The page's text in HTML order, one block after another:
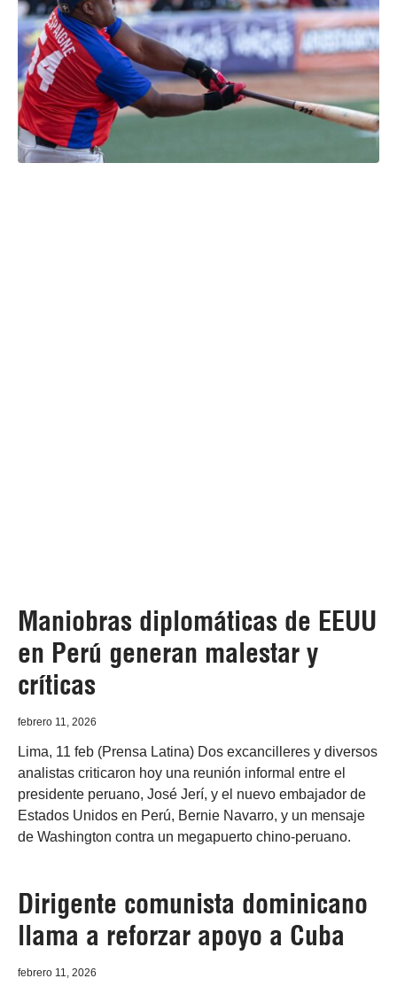
Maniobras diplomáticas de EEUU
en Perú generan malestar y
críticas
febrero 11, 2026
Lima, 11 feb (Prensa Latina) Dos excancilleres y diversos
analistas criticaron hoy una reunión informal entre el
presidente peruano, José Jerí, y el nuevo embajador de
Estados Unidos en Perú, Bernie Navarro, y un mensaje
de Washington contra un megapuerto chino-peruano.
Dirigente comunista dominicano
llama a reforzar apoyo a Cuba
febrero 11, 2026